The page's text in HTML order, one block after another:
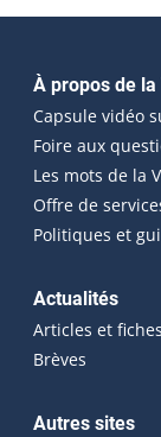
À propos de
Capsule vidéo
Foire aux
Les mots de la
Offre de
Politiques et
Actualités
Articles et
Brèves
Autres sites